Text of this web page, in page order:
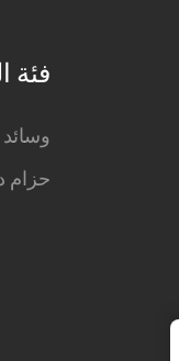
فئة
وسائد
حزام